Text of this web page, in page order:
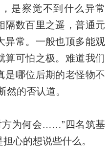
是察觉不到什么异常
隔数百里之遥，普通元
异常。一般也顶多能观
算可怕之极。难道我们
是哪位后期的老怪物不
然的否认道。
为何会……”四名筑基
心的想说些什么。